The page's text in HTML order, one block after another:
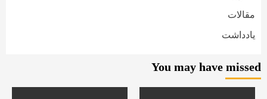
مقالات
یادداشت
You may have missed